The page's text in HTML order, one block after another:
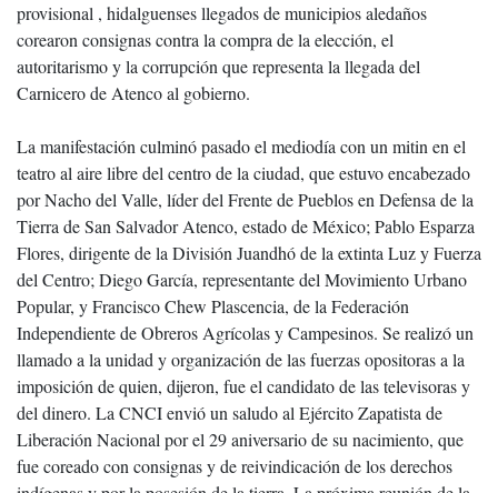
provisional , hidalguenses llegados de municipios aledaños
corearon consignas contra la compra de la elección, el
autoritarismo y la corrupción que representa la llegada del
Carnicero de Atenco al gobierno.
La manifestación culminó pasado el mediodía con un mitin en el
teatro al aire libre del centro de la ciudad, que estuvo encabezado
por Nacho del Valle, líder del Frente de Pueblos en Defensa de la
Tierra de San Salvador Atenco, estado de México; Pablo Esparza
Flores, dirigente de la División Juandhó de la extinta Luz y Fuerza
del Centro; Diego García, representante del Movimiento Urbano
Popular, y Francisco Chew Plascencia, de la Federación
Independiente de Obreros Agrícolas y Campesinos. Se realizó un
llamado a la unidad y organización de las fuerzas opositoras a la
imposición de quien, dijeron, fue el candidato de las televisoras y
del dinero. La CNCI envió un saludo al Ejército Zapatista de
Liberación Nacional por el 29 aniversario de su nacimiento, que
fue coreado con consignas y de reivindicación de los derechos